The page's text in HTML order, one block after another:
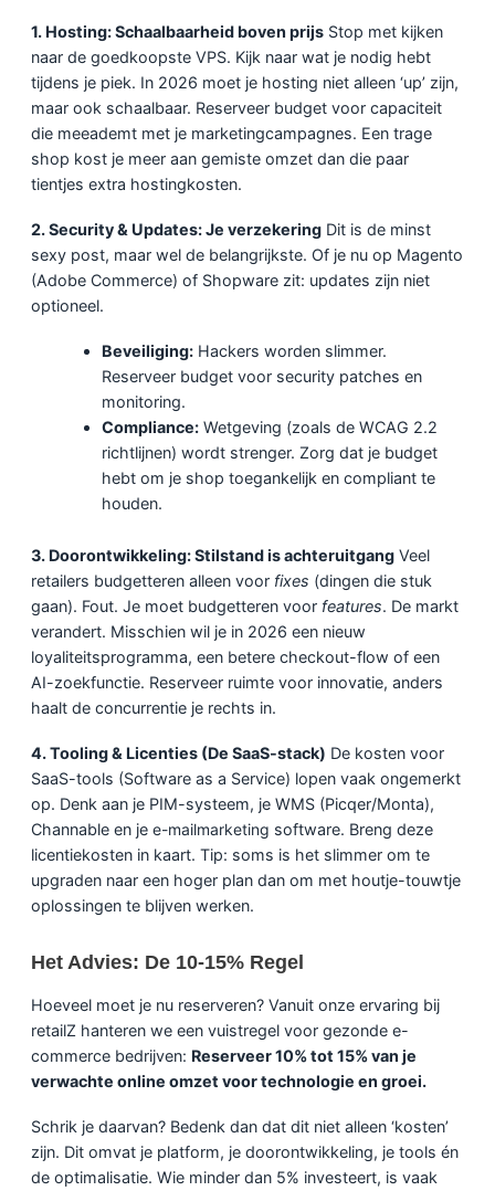
1. Hosting: Schaalbaarheid boven prijs Stop met kijken
naar de goedkoopste VPS. Kijk naar wat je nodig hebt
tijdens je piek. In 2026 moet je hosting niet alleen ‘up’ zijn,
maar ook schaalbaar. Reserveer budget voor capaciteit
die meeademt met je marketingcampagnes. Een trage
shop kost je meer aan gemiste omzet dan die paar
tientjes extra hostingkosten.
2. Security & Updates: Je verzekering Dit is de minst
sexy post, maar wel de belangrijkste. Of je nu op Magento
(Adobe Commerce) of Shopware zit: updates zijn niet
optioneel.
Beveiliging: Hackers worden slimmer.
Reserveer budget voor security patches en
monitoring.
Compliance: Wetgeving (zoals de WCAG 2.2
richtlijnen) wordt strenger. Zorg dat je budget
hebt om je shop toegankelijk en compliant te
houden.
3. Doorontwikkeling: Stilstand is achteruitgang Veel
retailers budgetteren alleen voor fixes (dingen die stuk
gaan). Fout. Je moet budgetteren voor features. De markt
verandert. Misschien wil je in 2026 een nieuw
loyaliteitsprogramma, een betere checkout-flow of een
AI-zoekfunctie. Reserveer ruimte voor innovatie, anders
haalt de concurrentie je rechts in.
4. Tooling & Licenties (De SaaS-stack) De kosten voor
SaaS-tools (Software as a Service) lopen vaak ongemerkt
op. Denk aan je PIM-systeem, je WMS (Picqer/Monta),
Channable en je e-mailmarketing software. Breng deze
licentiekosten in kaart. Tip: soms is het slimmer om te
upgraden naar een hoger plan dan om met houtje-touwtje
oplossingen te blijven werken.
Het Advies: De 10-15% Regel
Hoeveel moet je nu reserveren? Vanuit onze ervaring bij
retailZ hanteren we een vuistregel voor gezonde e-
commerce bedrijven: Reserveer 10% tot 15% van je
verwachte online omzet voor technologie en groei.
Schrik je daarvan? Bedenk dan dat dit niet alleen ‘kosten’
zijn. Dit omvat je platform, je doorontwikkeling, je tools én
de optimalisatie. Wie minder dan 5% investeert, is vaak